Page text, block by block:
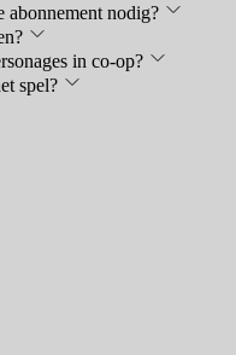
nodig?
in co-op?
spel?